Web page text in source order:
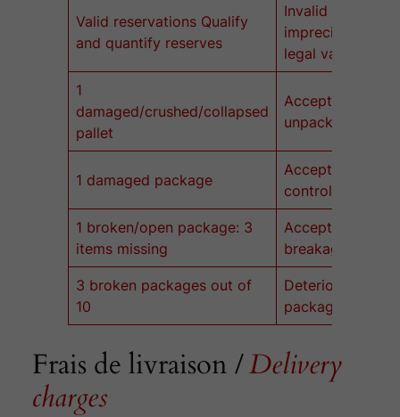
Valid reservations Qualify
and quantify reserves
Invalid
imprecise
legal value.
1
damaged/crushed/collapsed
pallet
Accepted
unpacking
1 damaged package
Accepted
control
1 broken/open package: 3
items missing
Accepted
breakage or
3 broken packages out of
10
Deteriorated/
package
Frais de livraison /Delivery
charges